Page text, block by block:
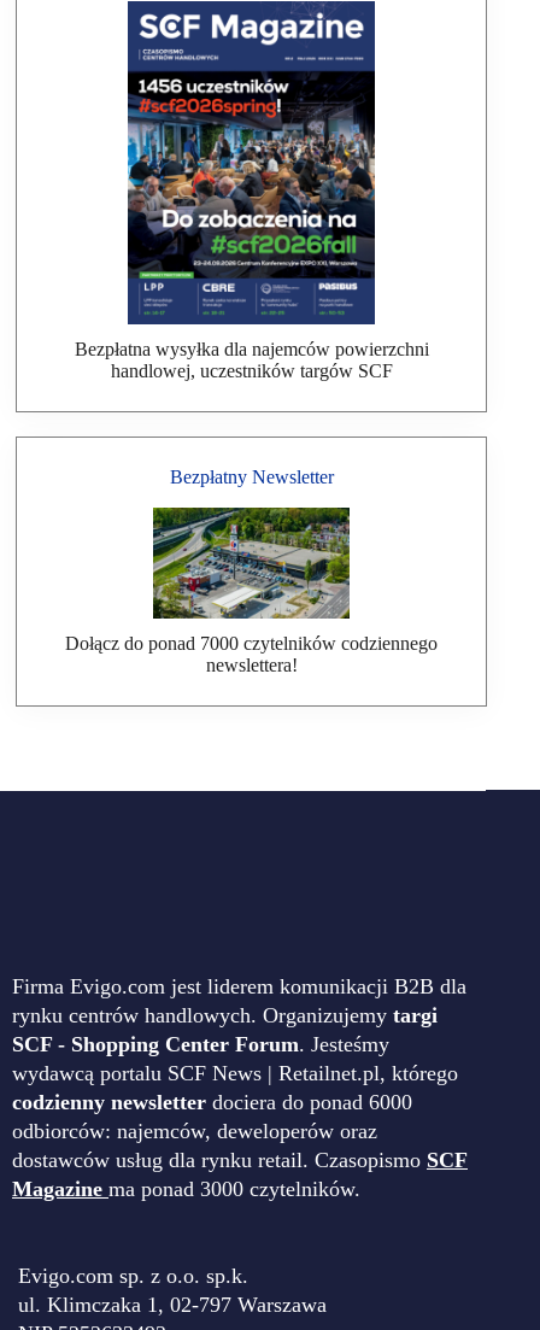
Bezpłatna wysyłka dla najemców powierzchni
handlowej, uczestników targów SCF
Bezpłatny Newsletter
Dołącz do ponad 7000 czytelników codziennego
newslettera!
Firma Evigo.com jest liderem komunikacji B2B dla
rynku centrów handlowych. Organizujemy targi
SCF - Shopping Center Forum. Jesteśmy
wydawcą portalu SCF News | Retailnet.pl, którego
codzienny newsletter dociera do ponad 6000
odbiorców: najemców, deweloperów oraz
dostawców usług dla rynku retail. Czasopismo SCF
Magazine ma ponad 3000 czytelników.
Evigo.com sp. z o.o. sp.k.
ul. Klimczaka 1, 02-797 Warszawa